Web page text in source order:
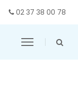
02 37 38 00 78